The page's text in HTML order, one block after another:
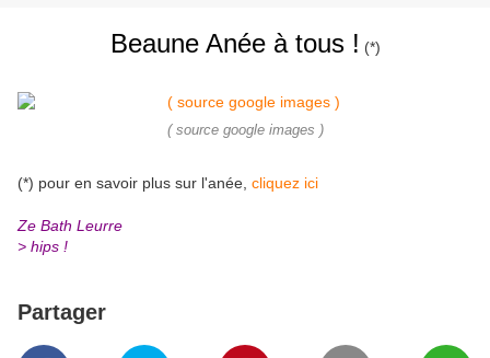
Beaune Anée à tous ! (*)
( source google images )
(*) pour en savoir plus sur l'anée, cliquez ici
Ze Bath Leurre
> hips !
Partager